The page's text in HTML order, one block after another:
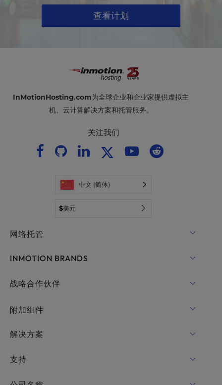
查看计划
InMotionHosting.com为全球企业和企业家提供虚拟主
机、云计算解决方案和托管服务。
关注我们
中文 (简体)
$美元
网络托管
共享主机
适用于WordPress的UltraStack ONE
VPS 托管
裸机服务器
企业托管解决方案
INMOTION BRANDS
RamNode 云
战略合作伙伴
OpenMetal 云计算 IaaS
附加组件
域名
解决方案
cPanel 托管
支持
在线聊天